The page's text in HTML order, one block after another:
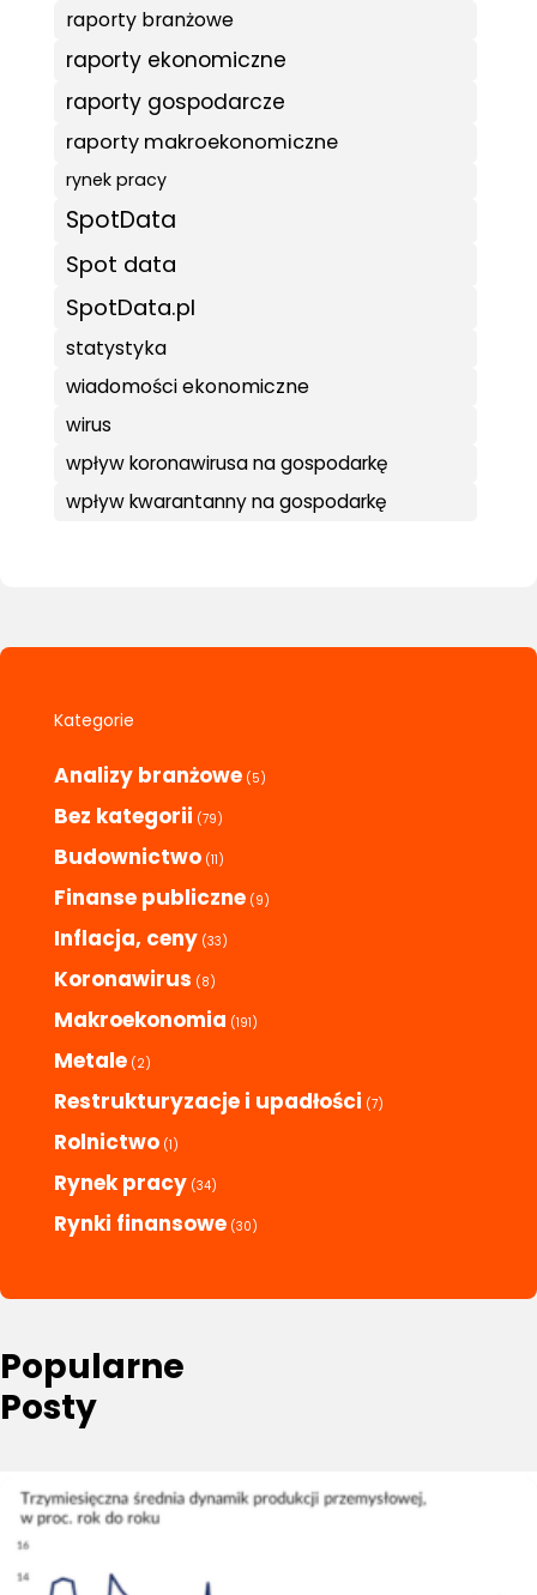
raporty branżowe
raporty ekonomiczne
raporty gospodarcze
raporty makroekonomiczne
rynek pracy
SpotData
Spot data
SpotData.pl
statystyka
wiadomości ekonomiczne
wirus
wpływ koronawirusa na gospodarkę
wpływ kwarantanny na gospodarkę
Kategorie
Analizy branżowe (5)
Bez kategorii (79)
Budownictwo (11)
Finanse publiczne (9)
Inflacja, ceny (33)
Koronawirus (8)
Makroekonomia (191)
Metale (2)
Restrukturyzacje i upadłości (7)
Rolnictwo (1)
Rynek pracy (34)
Rynki finansowe (30)
Popularne
Posty